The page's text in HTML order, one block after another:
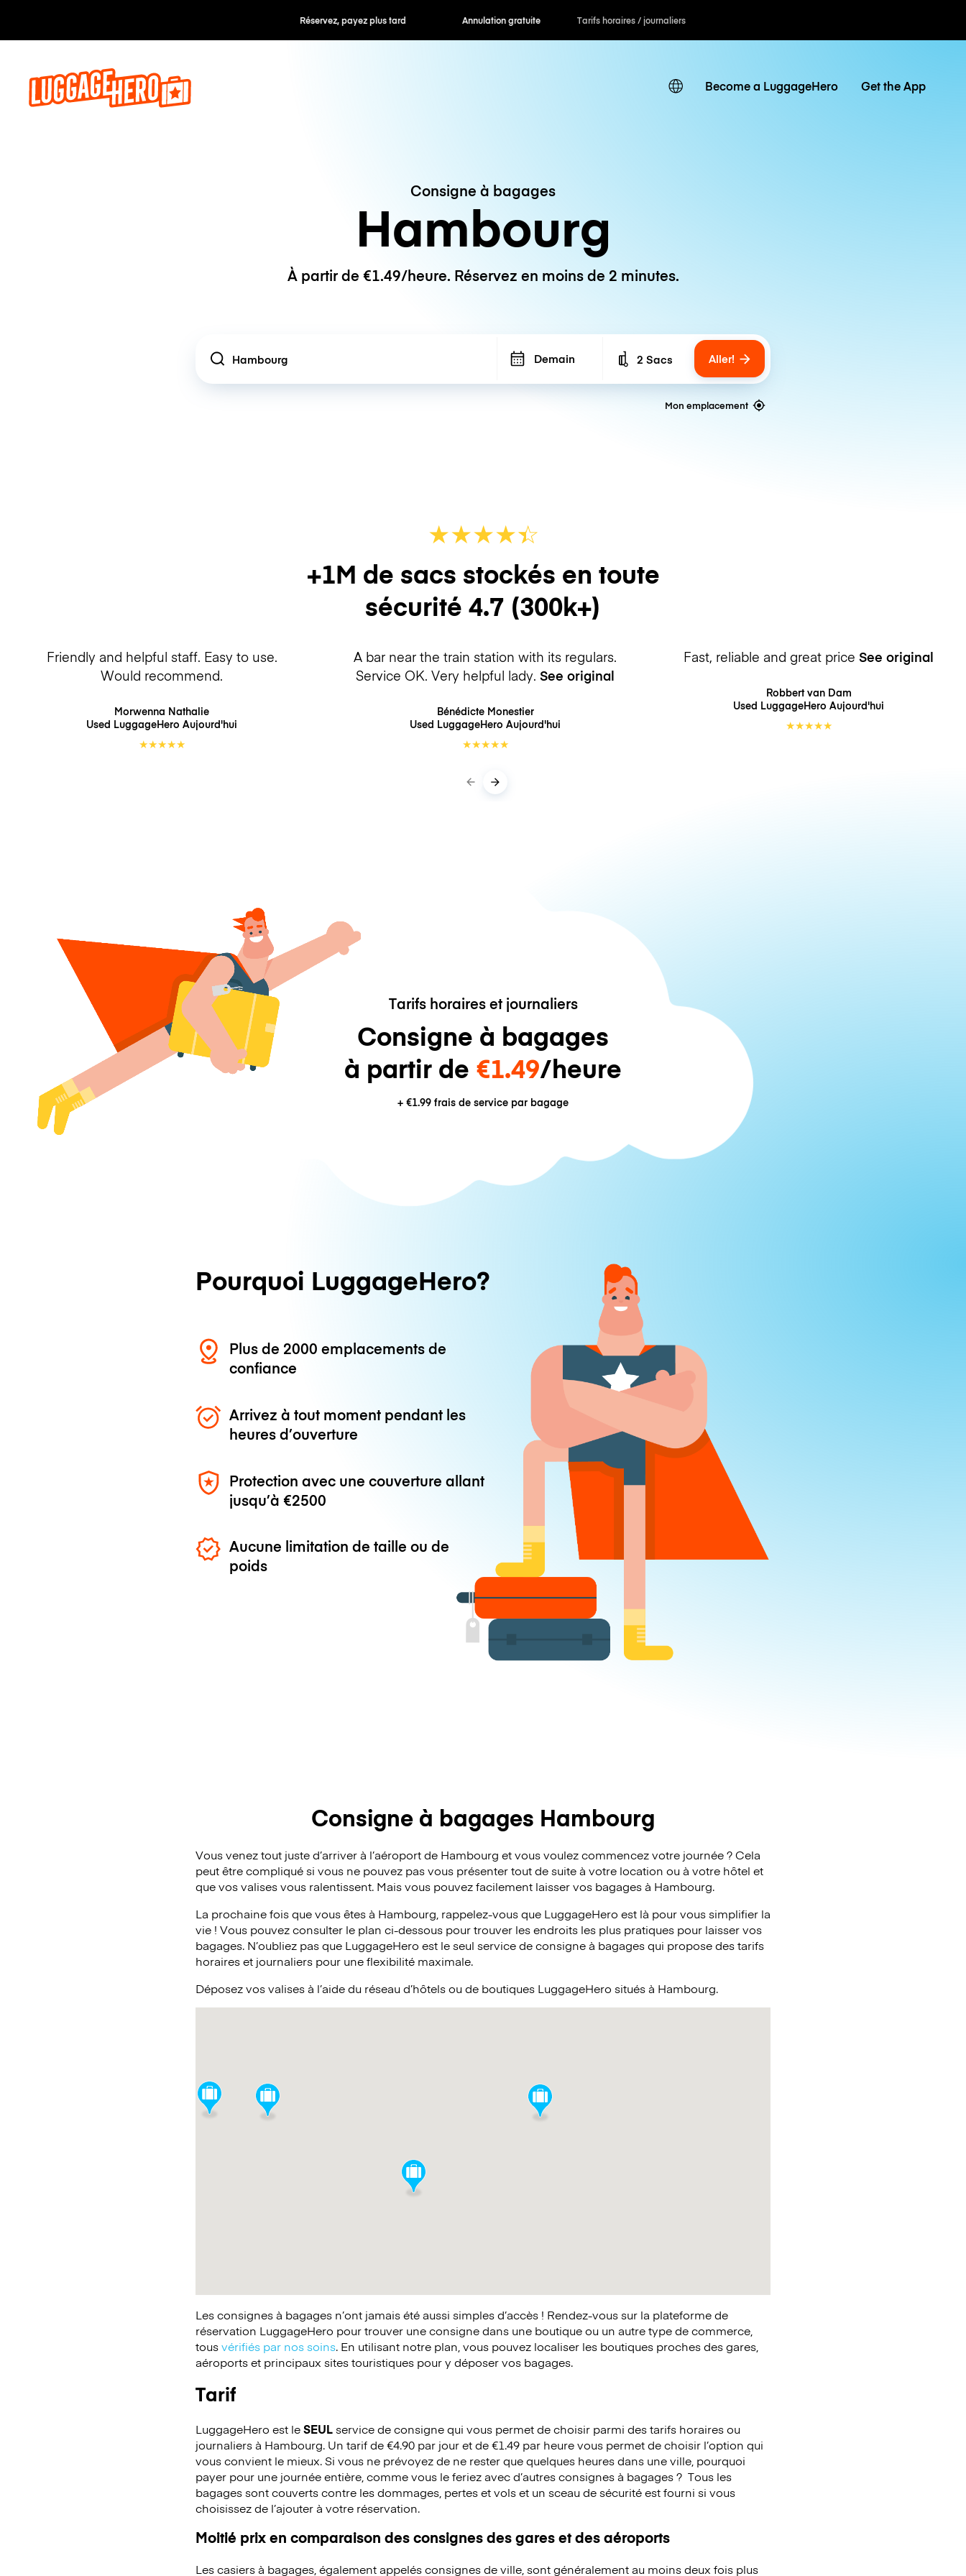
Réservez, payez plus tard Annulation gratuite Tarifs horaires / journaliers
Become a LuggageHero Get the App
Consigne à bagages
Hambourg
À partir de €1.49/heure. Réservez en moins de 2 minutes.
Location Demain Number of bags
2 Sacs Aller!
Mon emplacement
★★★★☆
★
+1M de sacs stockés en toute
sécurité 4.7 (300k+)
Friendly and helpful staff. Easy to use.
Would recommend.
Morwenna Nathalie
Used LuggageHero Aujourd'hui
★★★★★
A bar near the train station with its regulars.
Service OK. Very helpful lady. See original
Bénédicte Monestier
Used LuggageHero Aujourd'hui
★★★★★
Fast, reliable and great price See original
Robbert van Dam
Used LuggageHero Aujourd'hui
★★★★★
Tarifs horaires et journaliers
Consigne à bagages
à partir de €1.49/heure
+ €1.99 frais de service par bagage
Pourquoi LuggageHero?
Plus de 2000 emplacements de
confiance
Arrivez à tout moment pendant les
heures d’ouverture
Protection avec une couverture allant
jusqu’à €2500
Aucune limitation de taille ou de
poids
Consigne à bagages Hambourg
Vous venez tout juste d’arriver à l’aéroport de Hambourg et vous voulez commencez votre journée ? Cela
peut être compliqué si vous ne pouvez pas vous présenter tout de suite à votre location ou à votre hôtel et
que vos valises vous ralentissent. Mais vous pouvez facilement laisser vos bagages à Hambourg.
La prochaine fois que vous êtes à Hambourg, rappelez-vous que LuggageHero est là pour vous simplifier la
vie ! Vous pouvez consulter le plan ci-dessous pour trouver les endroits les plus pratiques pour laisser vos
bagages. N’oubliez pas que LuggageHero est le seul service de consigne à bagages qui propose des tarifs
horaires et journaliers pour une flexibilité maximale.
Déposez vos valises à l’aide du réseau d’hôtels ou de boutiques LuggageHero situés à Hambourg.
Les consignes à bagages n’ont jamais été aussi simples d’accès ! Rendez-vous sur la plateforme de
réservation LuggageHero pour trouver une consigne dans une boutique ou un autre type de commerce,
tousvérifiés par nos soins. En utilisant notre plan, vous pouvez localiser les boutiques proches des gares,
aéroports et principaux sites touristiques pour y déposer vos bagages.
Tarif
LuggageHero est leSEULservice de consigne qui vous permet de choisir parmi des tarifs horaires ou
journaliers à Hambourg. Un tarif de €4.90 par jour et de €1.49 par heure vous permet de choisir l’option qui
vous convient le mieux. Si vous ne prévoyez de ne rester que quelques heures dans une ville, pourquoi
payer pour une journée entière, comme vous le feriez avec d’autres consignes à bagages ? Tous les
bagages sont couverts contre les dommages, pertes et vols et un sceau de sécurité est fourni si vous
choisissez de l’ajouter à votre réservation.
Moitié prix en comparaison des consignes des gares et des aéroports
Les casiers à bagages, également appelés consignes de ville, sont généralement au moins deux fois plus